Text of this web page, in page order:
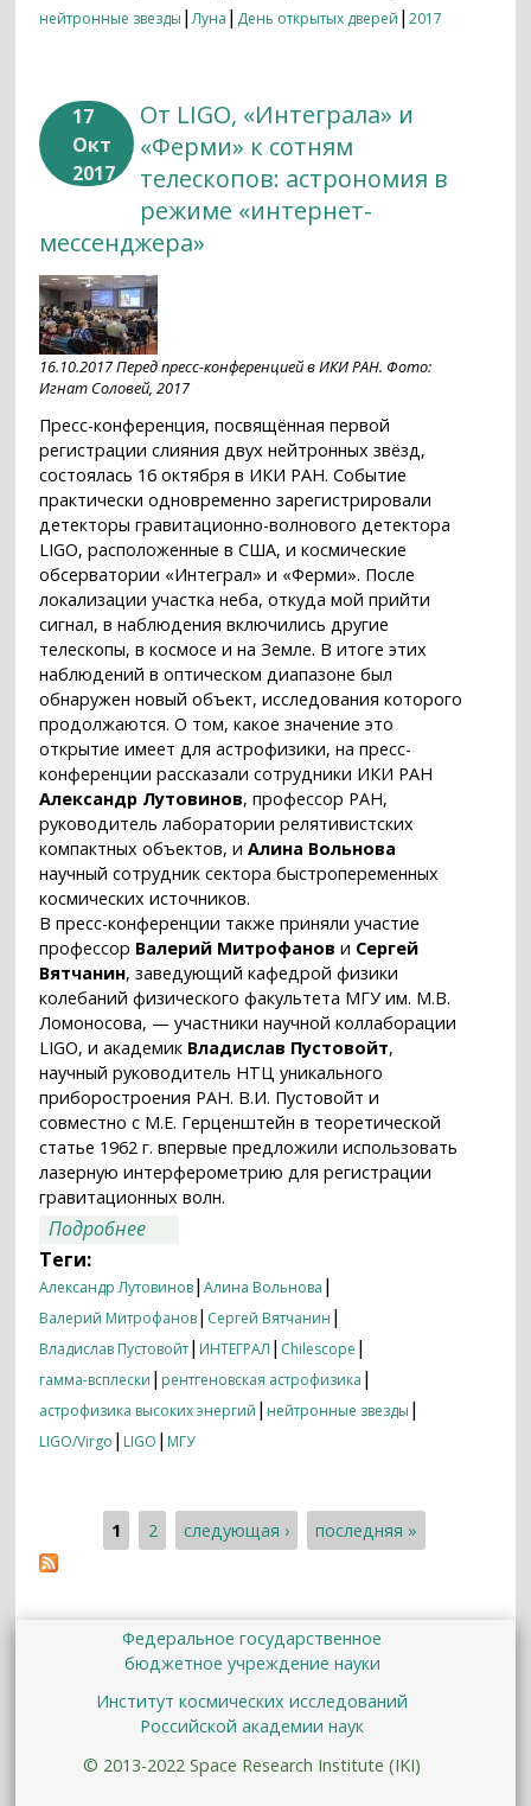
нейтронные звезды |Луна | День открытых дверей |2017
17
Окт
2017
От LIGO, «Интеграла» и
«Ферми» к сотням
телескопов: астрономия в
режиме «интернет-
мессенджера»
16.10.2017 Перед пресс-конференцией в ИКИ РАН. Фото:
Игнат Соловей, 2017
Пресс-конференция, посвящённая первой
регистрации слияния двух нейтронных звёзд,
состоялась 16 октября в ИКИ РАН. Событие
практически одновременно зарегистрировали
детекторы гравитационно-волнового детектора
LIGO, расположенные в США, и космические
обсерватории «Интеграл» и «Ферми». После
локализации участка неба, откуда мой прийти
сигнал, в наблюдения включились другие
телескопы, в космосе и на Земле. В итоге этих
наблюдений в оптическом диапазоне был
обнаружен новый объект, исследования которого
продолжаются. О том, какое значение это
открытие имеет для астрофизики, на пресс-
конференции рассказали сотрудники ИКИ РАН
Александр Лутовинов, профессор РАН,
руководитель лаборатории релятивистских
компактных объектов, иАлина Вольнова
научный сотрудник сектора быстропеременных
космических источников.
В пресс-конференции также приняли участие
профессор Валерий Митрофанов и Сергей
Вятчанин, заведующий кафедрой физики
колебаний физического факультета МГУ им. М.В.
Ломоносова, — участники научной коллаборации
LIGO, и академик Владислав Пустовойт,
научный руководитель НТЦ уникального
приборостроения РАН. В.И. Пустовойт и
совместно с М.Е. Герценштейн в теоретической
статье 1962 г. впервые предложили использовать
лазерную интерферометрию для регистрации
гравитационных волн.
Подробнее
режиме «интернет-мессенджера»
Теги:
Александр Лутовинов|Алина Вольнова |
Валерий Митрофанов| Сергей Вятчанин |
Владислав Пустовойт| ИНТЕГРАЛ | Chilescope |
гамма-всплески | рентгеновская астрофизика |
астрофизика высоких энергий | нейтронные звезды |
LIGO/Virgo | LIGO | МГУ
Страницы
1 2 следующая › последняя »
Федеральное государственное
бюджетное учреждение науки
Институт космических исследований
Российской академии наук
© 2013-2022 Space Research Institute (IKI)